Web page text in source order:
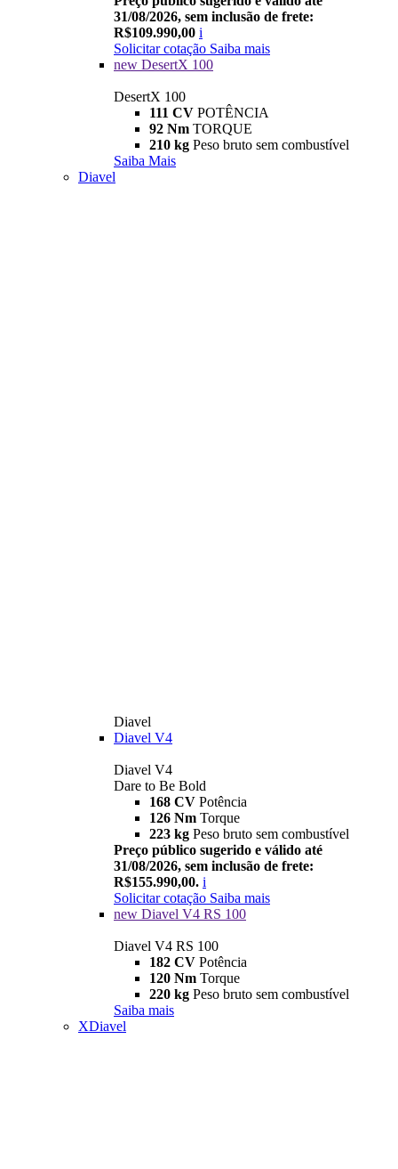
31/08/2026, sem inclusão de frete:
R$109.990,00 i
Solicitar cotação Saiba mais
new DesertX 100
DesertX 100
111 CV POTÊNCIA
92 Nm TORQUE
210 kg Peso bruto sem combustível
Saiba Mais
Diavel
Diavel
Diavel V4
Diavel V4
Dare to Be Bold
168 CV Potência
126 Nm Torque
223 kg Peso bruto sem combustível
Preço público sugerido e válido até
31/08/2026, sem inclusão de frete:
R$155.990,00. i
Solicitar cotação Saiba mais
new Diavel V4 RS 100
Diavel V4 RS 100
182 CV Potência
120 Nm Torque
220 kg Peso bruto sem combustível
Saiba mais
XDiavel